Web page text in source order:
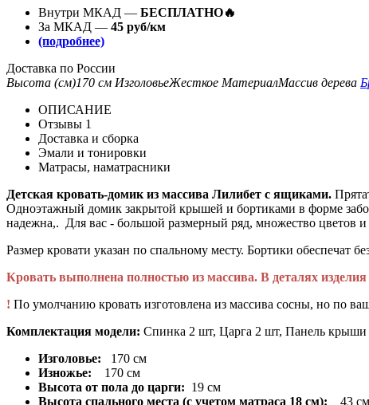
Внутри МКАД — БЕСПЛАТНО🔥
За МКАД — 45 руб/км
(подробнее)
Доставка по России
Высота (см)170 см ИзголовьеЖесткое МатериалМассив дерева
ОПИСАНИЕ
Отзывы 1
Доставка и сборка
Эмали и тонировки
Матрасы, наматрасники
Детская кровать-домик из массива Лилибет с ящиками.
Одноэтажный домик закрытой крышей и бортиками в форме
надежна,. Для вас - большой размерный ряд, множество цветов и
Размер кровати указан по спальному месту. Бортики обеспечат
Кровать выполнена полностью из массива. В деталях
! По умолчанию кровать изготовлена из массива сосны, но по
Комплектация модели: Спинка 2 шт, Царга 2 шт, Панель
Изголовье:
170 см
Изножье: 170 см
Высота от пола до царги: 19 см
Высота спального места (с учетом матраса 18 см): 43 см